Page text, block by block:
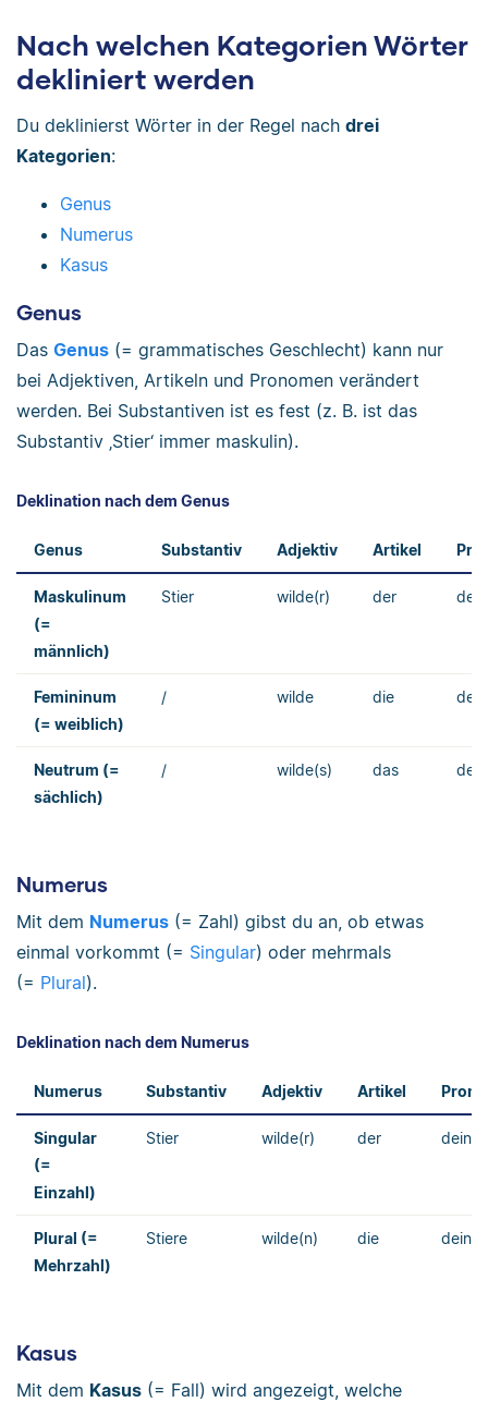
Nach welchen Kategorien Wörter
dekliniert werden
Du deklinierst Wörter in der Regel nach drei
Kategorien:
Genus
Numerus
Kasus
Genus
Das Genus (= grammatisches Geschlecht) kann nur
bei Adjektiven, Artikeln und Pronomen verändert
werden. Bei Substantiven ist es fest (z. B. ist das
Substantiv ‚Stier‘ immer maskulin).
Deklination nach dem Genus
Genus Substantiv Adjektiv Artikel
Maskulinum
(=
männlich)
Stier wilde(r) der
Femininum
(= weiblich)
/ wilde die
Neutrum (=
sächlich)
/ wilde(s) das
Numerus
Mit dem Numerus (= Zahl) gibst du an, ob etwas
einmal vorkommt (= Singular) oder mehrmals
(= Plural).
Deklination nach dem Numerus
Numerus Substantiv Adjektiv Artikel
Singular
(=
Einzahl)
Stier wilde(r) der deiner
Plural (=
Mehrzahl)
Stiere wilde(n) die deine
Kasus
Mit dem Kasus (= Fall) wird angezeigt, welche